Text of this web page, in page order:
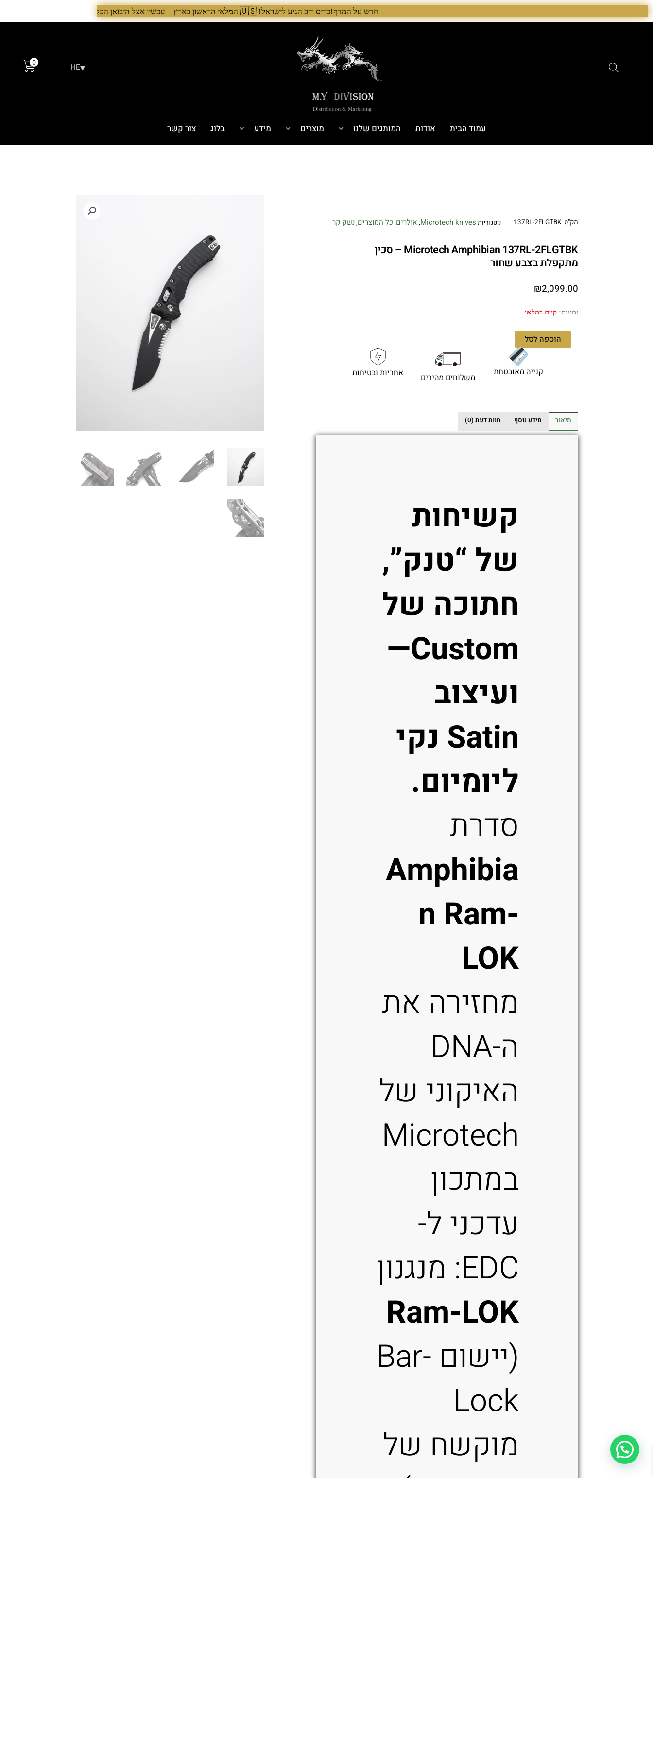
דילוג
לתוכן
חדש על המדף!כריס ריב הגיע לישראל! 🇺🇸 המלאי הראשון בארץ – עכשיו אצל היבואן הבלעדי לרגל ההשקה, 5% הנחה על כל מוצרי Chris Reeve לזמן מוגבל. בנוסף, הגיע גם מלאי חדש של Benchmade ו־Microtech. לרכישה עכשיו›. >
HE▾
0
עמוד הבית אודות המותגים שלנו מוצרים מידע בלוג צור קשר
מק"ט 137RL-2FLGTBK קטגוריות Microtech knives
, אולרים, כל המוצרים, נשק קר
Microtech Amphibian 137RL-2FLGTBK – סכין
מתקפלת בצבע שחור
₪2,099.00
זמינות: קיים במלאי
כמות
Microtech
Amphibian
בצבע
שחור
הוספה לסל
קנייה מאובטחת משלוחים מהירים אחריות ובטיחות
תיאור מידע נוסף חוות דעת (0)
קשיחות
של “טנק”,
חתוכה של
Custom—
ועיצוב
Satin נקי
ליומיום.
סדרת
Amphibia
n Ram-
LOK
מחזירה את
ה-DNA
האיקוני של
Microtech
במתכון
עדכני ל-
EDC: מנגנון
Ram-LOK
(יישום Bar-
Lock
מוקשח של
מיקרוטק)